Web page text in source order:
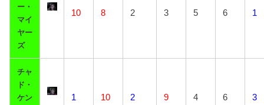
ー・
マイ
ヤー
ズ
10 8 2 3 5 6 1
チャ
ド・
ケン
1 10 2 9 4 6 3